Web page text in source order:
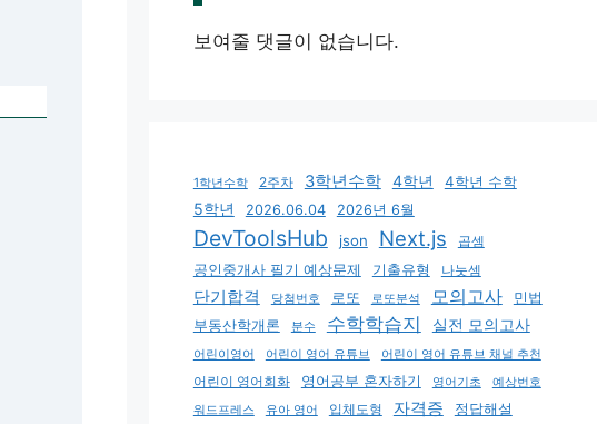
보여줄 댓글이 없습니다.
1학년수학 2주차 3학년수학 4학년 4학년 수학
5학년 2026.06.04 2026년 6월
DevToolsHub json Next.js
곱셈
공인중개사 필기 예상문제
기출유형 나눗셈
단기합격 당첨번호 로또 로또분석 모의고사
민법
부동산학개론
분수 수학학습지 실전 모의고사
어린이영어 어린이 영어 유튜브 어린이 영어 유튜브 채널 추천
어린이 영어회화 영어공부 혼자하기 영어기초 예상번호
워드프레스 유아 영어 입체도형 자격증 정답해설